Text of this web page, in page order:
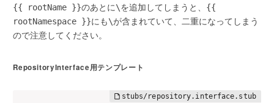
{{ rootName }}のあとに\を追加してしまうと、
{{
rootNamespace }}にも\が含まれていて、二重になってしまう
ので注意してください。
RepositoryInterface用テンプレート